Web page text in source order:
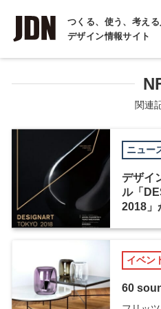
つくる、使う、考え
デザイン情報サイト
INTERVIEW
インタビュー
COLUMN
コラム
関連
ニュー
デザイ
ル「
2018」
イベン
60